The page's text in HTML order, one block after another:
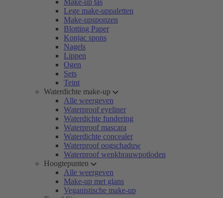
Make-up tas
Lege make-uppaletten
Make-upsponzen
Blotting Paper
Konjac spons
Nagels
Lippen
Ogen
Sets
Teint
Waterdichte make-up
Alle weergeven
Waterproof eyeliner
Waterdichte fundering
Waterproof mascara
Waterdichte concealer
Waterproof oogschaduw
Waterproof wenkbrauwpotloden
Hoogtepunten
Alle weergeven
Make-up met glans
Veganistische make-up